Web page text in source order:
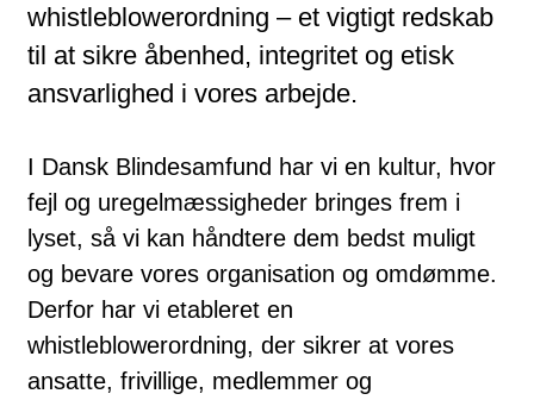
whistleblowerordning – et vigtigt redskab
til at sikre åbenhed, integritet og etisk
ansvarlighed i vores arbejde.
I Dansk Blindesamfund har vi en kultur, hvor
fejl og uregelmæssigheder bringes frem i
lyset, så vi kan håndtere dem bedst muligt
og bevare vores organisation og omdømme.
Derfor har vi etableret en
whistleblowerordning, der sikrer at vores
ansatte, frivillige, medlemmer og